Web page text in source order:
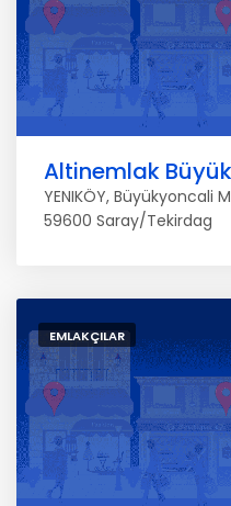
Altinemlak
YENIKÖY, Büyükyoncali
59600 Saray/Tekirdag
EMLAKÇILAR